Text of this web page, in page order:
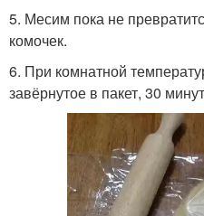
5. Месим пока не
комочек.
6. При комнатной
завёрнутое в пакет, 30